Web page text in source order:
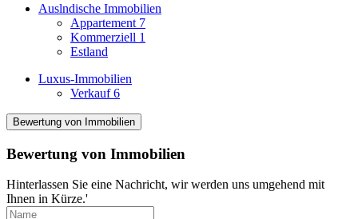
Auslndische Immobilien
Appartement 7
Kommerziell 1
Estland
Luxus-Immobilien
Verkauf 6
Bewertung von Immobilien
Bewertung von Immobilien
Hinterlassen Sie eine Nachricht, wir werden uns umgehend mit
Ihnen in Kürze.'